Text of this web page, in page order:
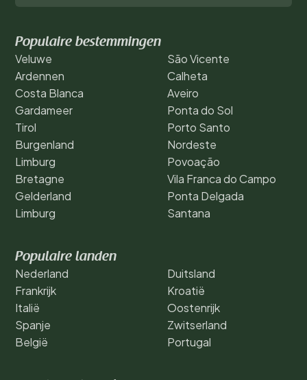
Populaire bestemmingen
Veluwe
Ardennen
Costa Blanca
Gardameer
Tirol
Burgenland
Limburg
Bretagne
Gelderland
Limburg
São Vicente
Calheta
Aveiro
Ponta do Sol
Porto Santo
Nordeste
Povoação
Vila Franca do Campo
Ponta Delgada
Santana
Populaire landen
Nederland
Frankrijk
Italië
Spanje
België
Duitsland
Kroatië
Oostenrijk
Zwitserland
Portugal